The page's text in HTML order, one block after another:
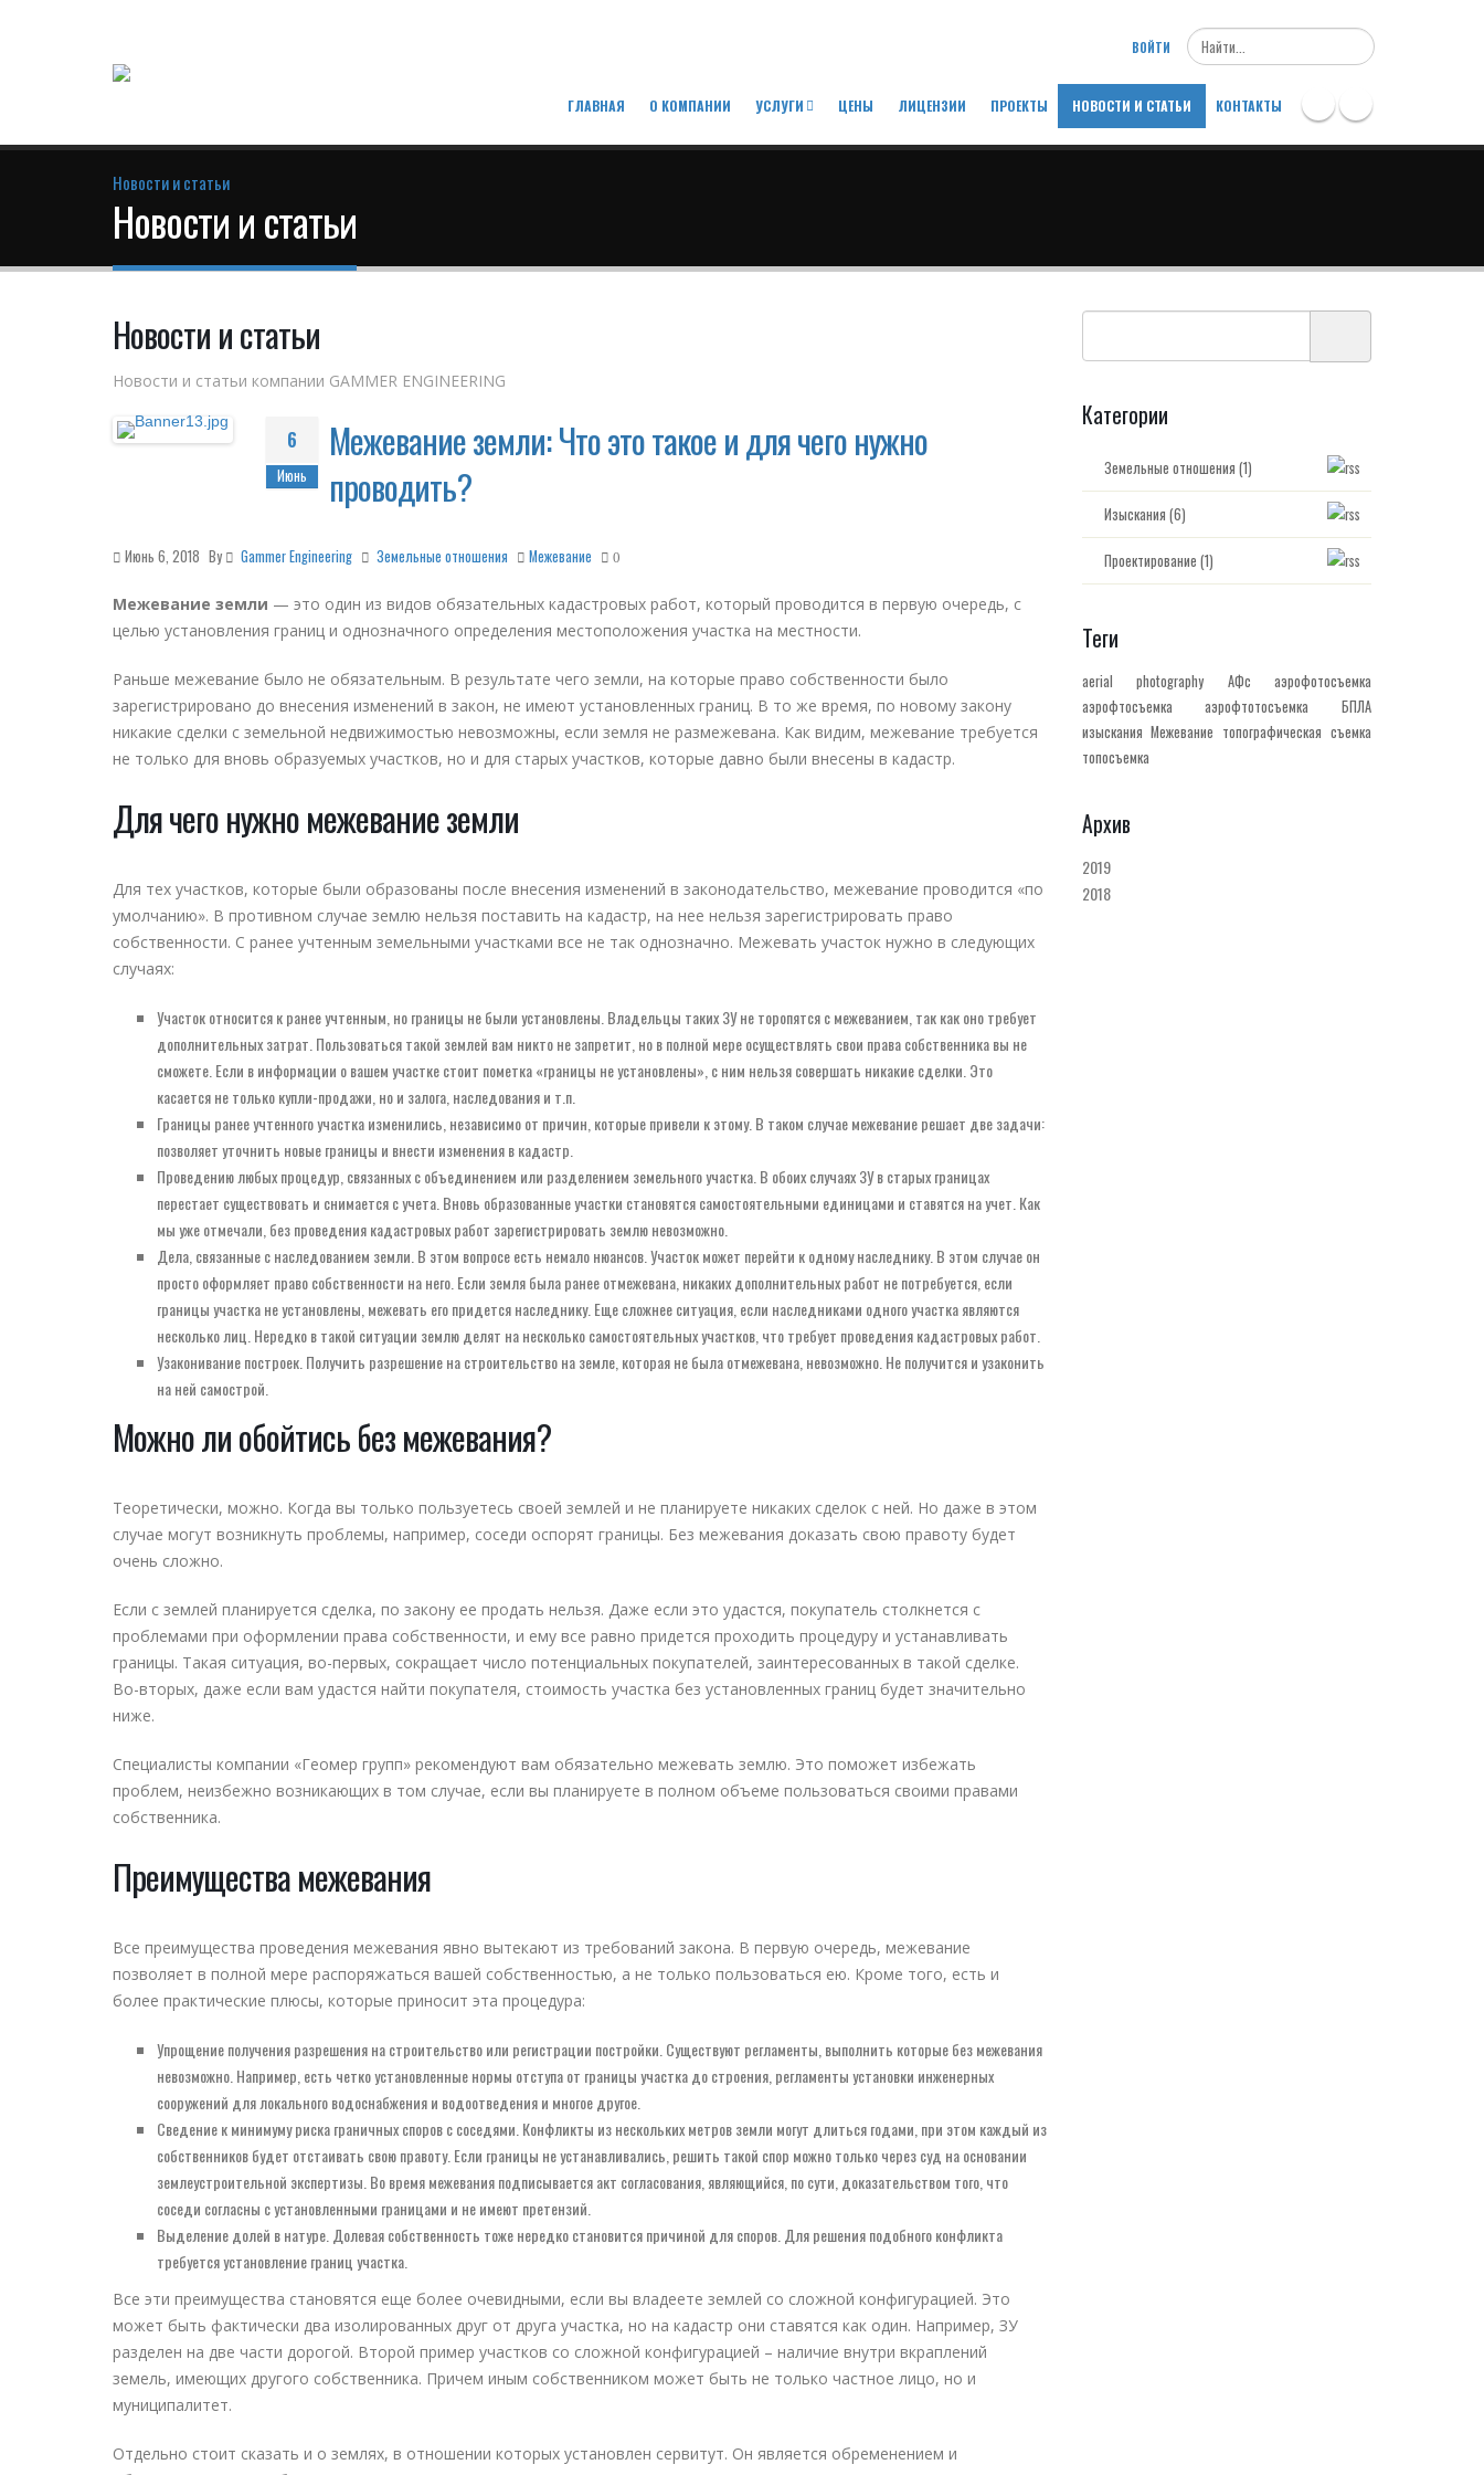
Search
ВОЙТИ
ГЛАВНАЯ О КОМПАНИИ УСЛУГИ ЦЕНЫ ЛИЦЕНЗИИ ПРОЕКТЫ НОВОСТИ И СТАТЬИ КОНТАКТЫ
Новости и статьи
Новости и статьи
Новости и статьи
Новости и статьи компании GAMMER ENGINEERING
6
Июнь
Межевание земли: Что это такое и для чего нужно
проводить?
Июнь 6, 2018 By Gammer Engineering Земельные отношения Межевание 0
Межевание земли — это один из видов обязательных кадастровых работ, который проводится в первую очередь, с
целью установления границ и однозначного определения местоположения участка на местности.
Раньше межевание было не обязательным. В результате чего земли, на которые право собственности было
зарегистрировано до внесения изменений в закон, не имеют установленных границ. В то же время, по новому закону
никакие сделки с земельной недвижимостью невозможны, если земля не размежевана. Как видим, межевание требуется
не только для вновь образуемых участков, но и для старых участков, которые давно были внесены в кадастр.
Для чего нужно межевание земли
Для тех участков, которые были образованы после внесения изменений в законодательство, межевание проводится «по
умолчанию». В противном случае землю нельзя поставить на кадастр, на нее нельзя зарегистрировать право
собственности. С ранее учтенным земельными участками все не так однозначно. Межевать участок нужно в следующих
случаях:
Участок относится к ранее учтенным, но границы не были установлены. Владельцы таких ЗУ не торопятся с межеванием, так как оно требует
дополнительных затрат. Пользоваться такой землей вам никто не запретит, но в полной мере осуществлять свои права собственника вы не
сможете. Если в информации о вашем участке стоит пометка «границы не установлены», с ним нельзя совершать никакие сделки. Это
касается не только купли-продажи, но и залога, наследования и т.п.
Границы ранее учтенного участка изменились, независимо от причин, которые привели к этому. В таком случае межевание решает две задачи:
позволяет уточнить новые границы и внести изменения в кадастр.
Проведению любых процедур, связанных с объединением или разделением земельного участка. В обоих случаях ЗУ в старых границах
перестает существовать и снимается с учета. Вновь образованные участки становятся самостоятельными единицами и ставятся на учет. Как
мы уже отмечали, без проведения кадастровых работ зарегистрировать землю невозможно.
Дела, связанные с наследованием земли. В этом вопросе есть немало нюансов. Участок может перейти к одному наследнику. В этом случае он
просто оформляет право собственности на него. Если земля была ранее отмежевана, никаких дополнительных работ не потребуется, если
границы участка не установлены, межевать его придется наследнику. Еще сложнее ситуация, если наследниками одного участка являются
несколько лиц. Нередко в такой ситуации землю делят на несколько самостоятельных участков, что требует проведения кадастровых работ.
Узаконивание построек. Получить разрешение на строительство на земле, которая не была отмежевана, невозможно. Не получится и узаконить
на ней самострой.
Можно ли обойтись без межевания?
Теоретически, можно. Когда вы только пользуетесь своей землей и не планируете никаких сделок с ней. Но даже в этом
случае могут возникнуть проблемы, например, соседи оспорят границы. Без межевания доказать свою правоту будет
очень сложно.
Если с землей планируется сделка, по закону ее продать нельзя. Даже если это удастся, покупатель столкнется с
проблемами при оформлении права собственности, и ему все равно придется проходить процедуру и устанавливать
границы. Такая ситуация, во-первых, сокращает число потенциальных покупателей, заинтересованных в такой сделке.
Во-вторых, даже если вам удастся найти покупателя, стоимость участка без установленных границ будет значительно
ниже.
Специалисты компании «Геомер групп» рекомендуют вам обязательно межевать землю. Это поможет избежать
проблем, неизбежно возникающих в том случае, если вы планируете в полном объеме пользоваться своими правами
собственника.
Преимущества межевания
Все преимущества проведения межевания явно вытекают из требований закона. В первую очередь, межевание
позволяет в полной мере распоряжаться вашей собственностью, а не только пользоваться ею. Кроме того, есть и
более практические плюсы, которые приносит эта процедура:
Упрощение получения разрешения на строительство или регистрации постройки. Существуют регламенты, выполнить которые без межевания
невозможно. Например, есть четко установленные нормы отступа от границы участка до строения, регламенты установки инженерных
сооружений для локального водоснабжения и водоотведения и многое другое.
Сведение к минимуму риска граничных споров с соседями. Конфликты из нескольких метров земли могут длиться годами, при этом каждый из
собственников будет отстаивать свою правоту. Если границы не устанавливались, решить такой спор можно только через суд на основании
землеустроительной экспертизы. Во время межевания подписывается акт согласования, являющийся, по сути, доказательством того, что
соседи согласны с установленными границами и не имеют претензий.
Выделение долей в натуре. Долевая собственность тоже нередко становится причиной для споров. Для решения подобного конфликта
требуется установление границ участка.
Все эти преимущества становятся еще более очевидными, если вы владеете землей со сложной конфигурацией. Это
может быть фактически два изолированных друг от друга участка, но на кадастр они ставятся как один. Например, ЗУ
разделен на две части дорогой. Второй пример участков со сложной конфигурацией – наличие внутри вкраплений
земель, имеющих другого собственника. Причем иным собственником может быть не только частное лицо, но и
муниципалитет.
Отдельно стоит сказать и о землях, в отношении которых установлен сервитут. Он является обременением и
Категории
Земельные отношения (1)
Изыскания (6)
Проектирование (1)
Теги
aerial photography АФс
аэрофотосъемка
аэрофтосъемка
аэрофтотосъемка
БПЛА
изыскания Межевание топографическая съемка
топосъемка
Архив
2019
2018